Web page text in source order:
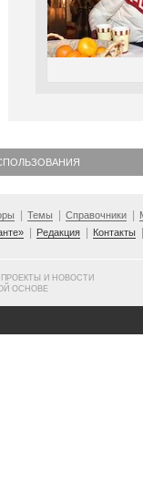
Темы Справочники
Редакция Контакты
И НОВОСТИ
ОСНОВЕ